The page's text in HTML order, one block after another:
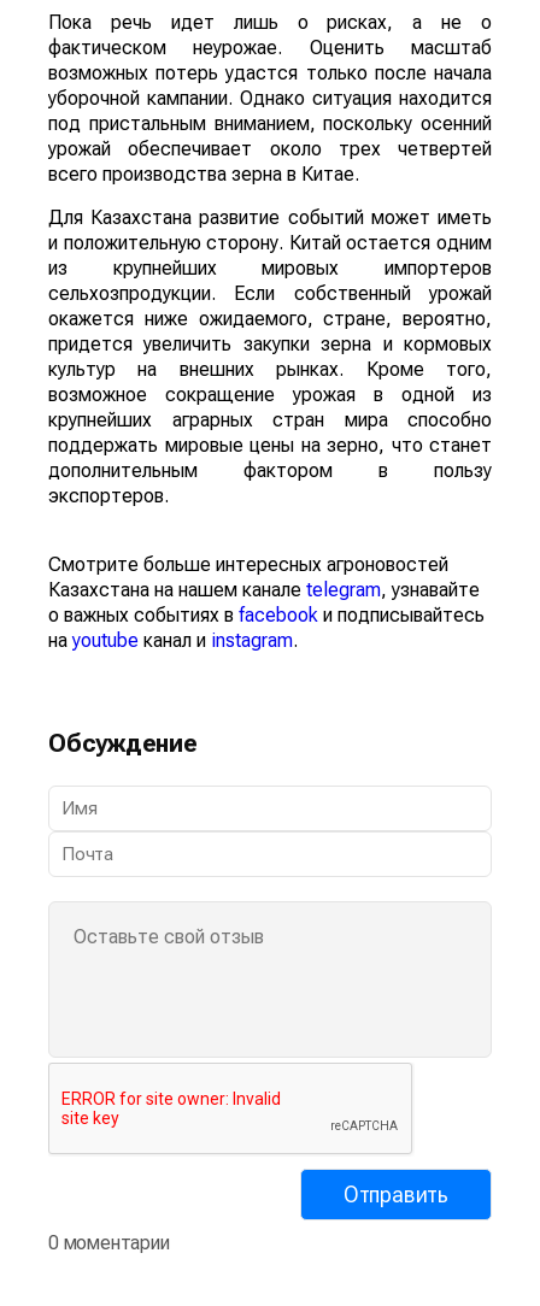
Пока речь идет лишь о рисках, а не о
фактическом неурожае. Оценить масштаб
возможных потерь удастся только после начала
уборочной кампании. Однако ситуация находится
под пристальным вниманием, поскольку осенний
урожай обеспечивает около трех четвертей
всего производства зерна в Китае.
Для Казахстана развитие событий может иметь
и положительную сторону. Китай остается одним
из крупнейших мировых импортеров
сельхозпродукции. Если собственный урожай
окажется ниже ожидаемого, стране, вероятно,
придется увеличить закупки зерна и кормовых
культур на внешних рынках. Кроме того,
возможное сокращение урожая в одной из
крупнейших аграрных стран мира способно
поддержать мировые цены на зерно, что станет
дополнительным фактором в пользу
экспортеров.
Смотрите больше интересных агроновостей
Казахстана на нашем канале telegram, узнавайте
о важных событиях в facebook и подписывайтесь
наyoutube канал и instagram.
Обсуждение
0 моментарии